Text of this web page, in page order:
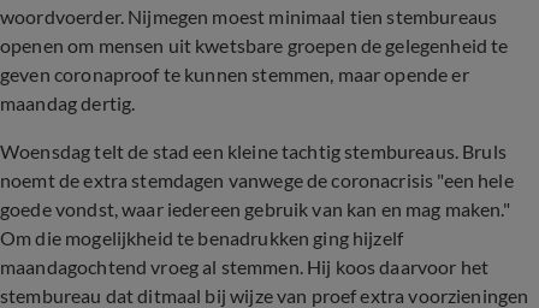
woordvoerder. Nijmegen moest minimaal tien stembureaus
openen om mensen uit kwetsbare groepen de gelegenheid te
geven coronaproof te kunnen stemmen, maar opende er
maandag dertig.
Woensdag telt de stad een kleine tachtig stembureaus. Bruls
noemt de extra stemdagen vanwege de coronacrisis "een hele
goede vondst, waar iedereen gebruik van kan en mag maken."
Om die mogelijkheid te benadrukken ging hijzelf
maandagochtend vroeg al stemmen. Hij koos daarvoor het
stembureau dat ditmaal bij wijze van proef extra voorzieningen